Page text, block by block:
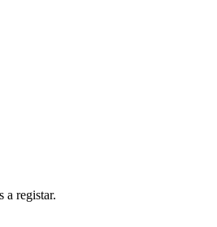
a registar.